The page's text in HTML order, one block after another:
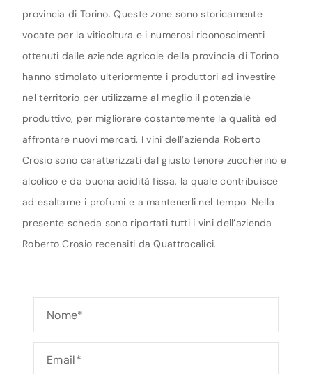
provincia di Torino. Queste zone sono storicamente
vocate per la viticoltura e i numerosi riconoscimenti
ottenuti dalle aziende agricole della provincia di Torino
hanno stimolato ulteriormente i produttori ad investire
nel territorio per utilizzarne al meglio il potenziale
produttivo, per migliorare costantemente la qualità ed
affrontare nuovi mercati. I vini dell’azienda Roberto
Crosio sono caratterizzati dal giusto tenore zuccherino e
alcolico e da buona acidità fissa, la quale contribuisce
ad esaltarne i profumi e a mantenerli nel tempo. Nella
presente scheda sono riportati tutti i vini dell’azienda
Roberto Crosio recensiti da Quattrocalici.